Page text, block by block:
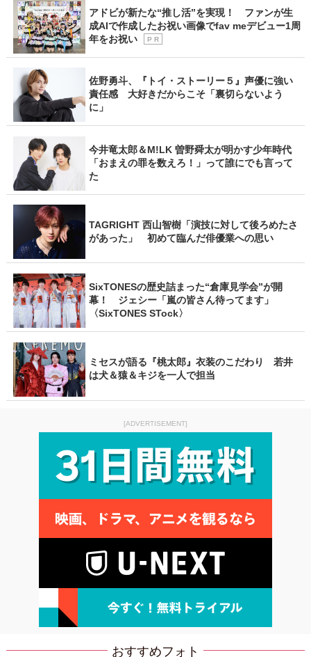
アドビが新たな“推し活”を実現！ ファンが生
成AIで作成したお祝い画像でfav meデビュー1周
年をお祝い
P R
佐野勇斗、『トイ・ストーリー５』声優に強い
責任感 大好きだからこそ「裏切らないよう
に」
今井竜太郎＆M!LK 曽野舜太が明かす少年時代
「おまえの罪を数えろ！」って誰にでも言って
た
TAGRIGHT 西山智樹「演技に対して後ろめたさ
があった」 初めて臨んだ俳優業への思い
SixTONESの歴史詰まった“倉庫見学会”が開
幕！ ジェシー「嵐の皆さん待ってます」
〈SixTONES STock〉
ミセスが語る『桃太郎』衣装のこだわり 若井
は犬＆猿＆キジを一人で担当
[ADVERTISEMENT]
おすすめフォト